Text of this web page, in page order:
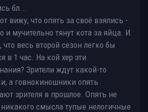
бл...
вижу, что опять за своё взялись -
и мучительно тянут кота за яйца. И
что весь второй сезон легко бы
в 1 час. На кой хер эти
Зрители ждут какой-то
а говнокиношники опять
зрителя в прошлое. Опять не
смысла тупые нелогичные